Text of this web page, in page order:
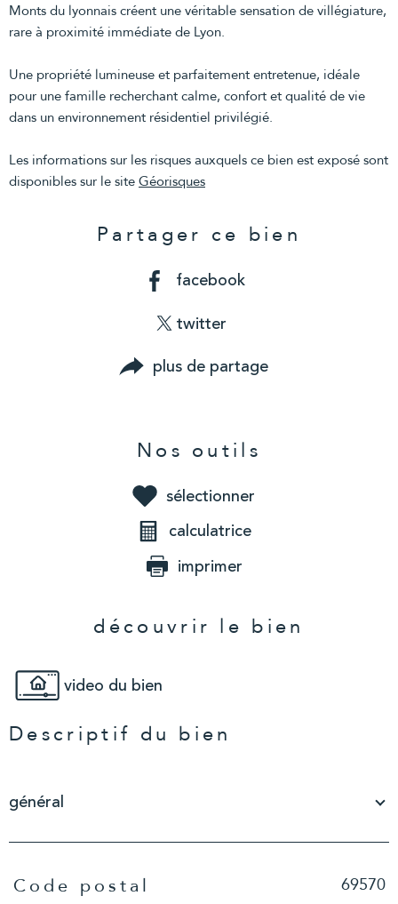
Monts du lyonnais créent une véritable sensation de villégiature,
rare à proximité immédiate de Lyon.
Une propriété lumineuse et parfaitement entretenue, idéale
pour une famille recherchant calme, confort et qualité de vie
dans un environnement résidentiel privilégié.
Les informations sur les risques auxquels ce bien est exposé sont
disponibles sur le site Géorisques
Partager ce bien
facebook
twitter
plus de partage
Nos outils
sélectionner
calculatrice
imprimer
découvrir le bien
video du bien
Descriptif du bien
général
TRAD_PAMPERO_Caracteristique
Code postal 69570